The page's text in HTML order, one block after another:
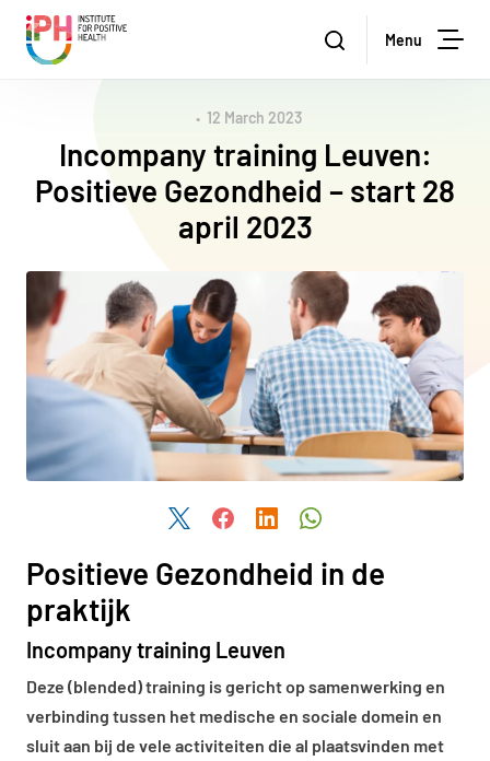
Stichting Institute for Positive Health
Zoeken
Menu
12 March 2023
Incompany training Leuven:
Positieve Gezondheid – start 28
april 2023
Share this article on Twitter
Share this article on Facebook
Share this article on
Positieve Gezondheid in de
praktijk
Incompany training Leuven
Deze (blended) training is gericht op samenwerking en
verbinding tussen het medische en sociale domein en
sluit aan bij de vele activiteiten die al plaatsvinden met